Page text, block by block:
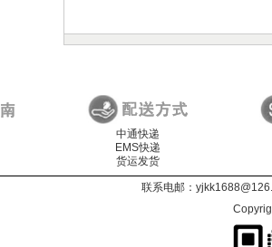
中通快递
EMS快递
货运发货
联系电邮：